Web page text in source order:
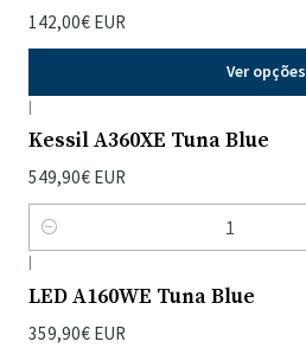
142,00€ EUR
Ver opções
|
Kessil A360XE Tuna Blue
549,90€ EUR
Quantidade
|
LED A160WE Tuna Blue
359,90€ EUR